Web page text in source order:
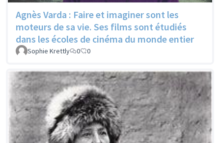
Agnès Varda : Faire et imaginer sont les
moteurs de sa vie. Ses films sont étudiés
dans les écoles de cinéma du monde entier
Sophie Krettly 0 0